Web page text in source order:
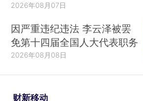
2026年08月07日
因严重违纪违法 李云泽被罢
免第十四届全国人大代表职务
2026年08月08日
财新移动